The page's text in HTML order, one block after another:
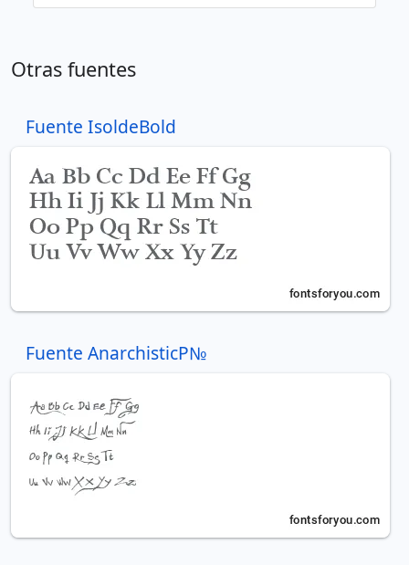
Otras fuentes
Fuente IsoldeBold
Fuente AnarchisticР№